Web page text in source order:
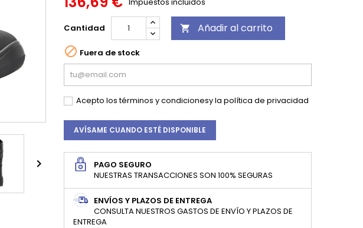

Cantidad  Añadir al carrito
 Fuera de stock
Acepto lostérminos y condicionesy la política de privacidad
AVÍSAME CUANDO ESTÉ DISPONIBLE
PAGO SEGURO
NUESTRAS TRANSACCIONES SON 100% SEGURAS
ENVÍOS Y PLAZOS DE ENTREGA
CONSULTA NUESTROS GASTOS DE ENVÍO Y PLAZOS DE
ENTREGA